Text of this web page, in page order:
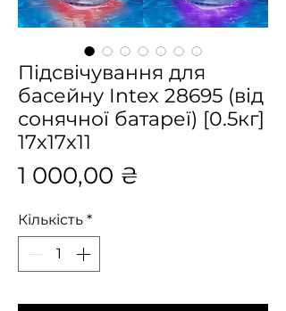
Підсвічування для
басейну Intex 28695 (від
сонячної батареї) [0.5кг]
17х17х11
1 000,00 ₴
Кількість *